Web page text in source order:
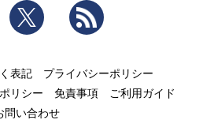
Twitter
表記
プライバシーポリシー
リシー 免責事項
ご利用ガイド
問い合わせ